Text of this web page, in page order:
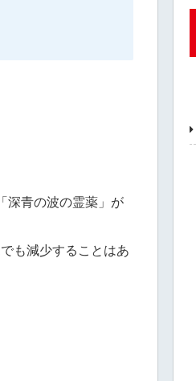
深青の波の霊薬」が
も減少することはあ